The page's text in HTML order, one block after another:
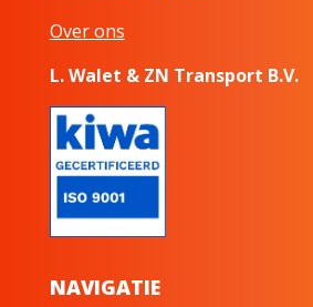
Over ons
L. Walet & ZN Transport B.V.
NAVIGATIE